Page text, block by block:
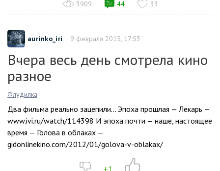
3909 44 33
aurinko_iri 9 февраля 2015, 17:53
Вчера весь день смотрела кино
разное
Флудилка
Два фильма реально зацепили… Эпоха прошлая — Лекарь —
www.ivi.ru/watch/114398 И эпоха почти — наше, настоящее
время — Голова в облаках —
gidonlinekino.com/2012/01/golova-v-oblakax/